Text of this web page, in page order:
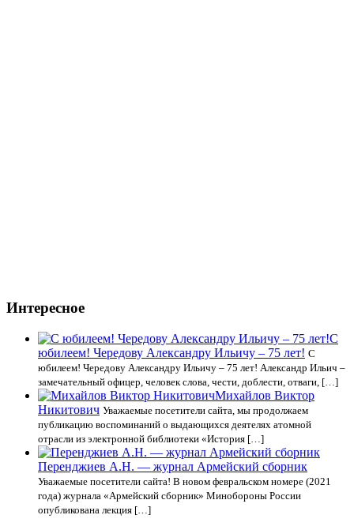
Интересное
С
юбилеем! Чередову Александру Ильичу – 75 лет! С
юбилеем! Чередову Александру Ильичу – 75 лет! Александр Ильич –
замечательный офицер, человек слова, чести, доблести, отваги, […]
Михайлов Виктор
Никитович Уважаемые посетители сайта, мы продолжаем
публикацию воспоминаний о выдающихся деятелях атомной
отрасли из электронной библиотеки «История […]
Перенджиев А.Н. — журнал Армейский сборник
Уважаемые посетители сайта! В новом февральском номере (2021
года) журнала «Армейский сборник» Минобороны России
опубликована лекция […]